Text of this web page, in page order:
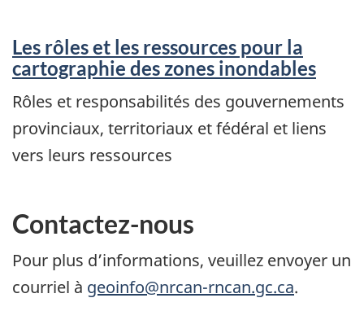
Les rôles et les ressources pour la
cartographie des zones inondables
Rôles et responsabilités des gouvernements
provinciaux, territoriaux et fédéral et liens
vers leurs ressources
Contactez-nous
Pour plus d’informations, veuillez envoyer un
courriel à geoinfo@nrcan-rncan.gc.ca.